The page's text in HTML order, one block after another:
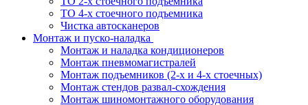
ТО 4-х стоечного подъемника
Чистка автосканеров
Монтаж и пуско-наладка
Монтаж и наладка кондиционеров
Монтаж пневмомагистралей
Монтаж подъемников (2-х и 4-х стоечных)
Монтаж стендов развал-схождения
Монтаж шиномонтажного оборудования